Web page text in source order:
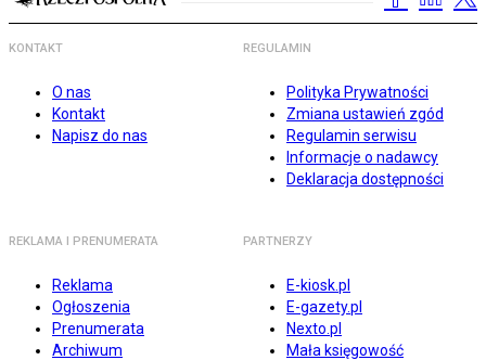
KONTAKT
O nas
Kontakt
Napisz do nas
REGULAMIN
Polityka Prywatności
Zmiana ustawień zgód
Regulamin serwisu
Informacje o nadawcy
Deklaracja dostępności
REKLAMA I PRENUMERATA
Reklama
Ogłoszenia
Prenumerata
Archiwum
PARTNERZY
E-kiosk.pl
E-gazety.pl
Nexto.pl
Mała księgowość